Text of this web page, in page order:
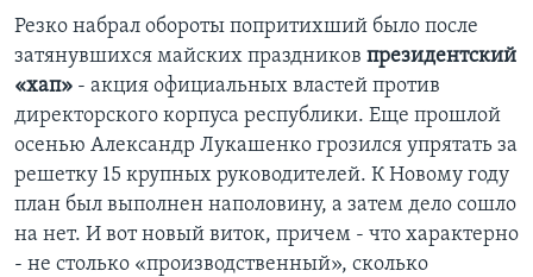
ДИСКУССИЯ VOA
ДЕТАЛИ
НЬЮ-ЙОРК NEW YORK
АМЕРИКА. БОЛЬШОЕ ПУТЕШЕСТВИЕ
АРТЕФАКТЫ
АМЕРИКАНСКИЕ ГОРОДКИ
ТЕСТЫ
ЗА СВОБОДУ ПРЕССЫ
УЧИМ АНГЛИЙСКИЙ
ВИДЕО
ПОДПИСКА НА НОВОСТИ
Learning English
Резко набрал обороты попритихший было после
затянувшихся майских праздников президентский
«хап» - акция официальных властей против
директорского корпуса республики. Еще прошлой
осенью Александр Лукашенко грозился упрятать за
решетку 15 крупных руководителей. К Новому году
план был выполнен наполовину, а затем дело сошло
на нет. И вот новый виток, причем - что характерно
- не столько «производственный», сколько